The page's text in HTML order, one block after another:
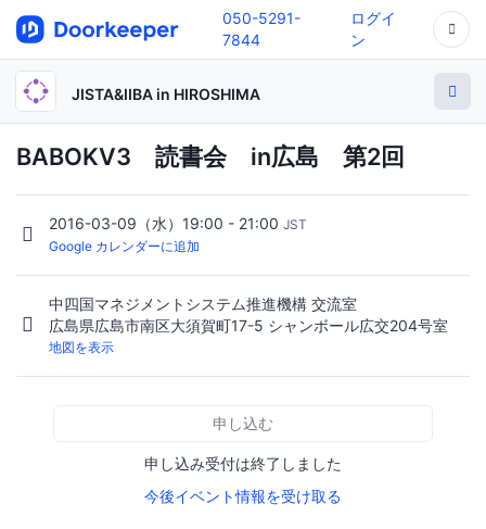
050-5291-
7844
ログイ
ン
JISTA&IIBA in HIROSHIMA
BABOKV3 読書会 in広島 第2回
2016-03-09（水）19:00 - 21:00 JST
Google カレンダーに追加
中四国マネジメントシステム推進機構 交流室
広島県広島市南区大須賀町17-5 シャンボール広交204号室
地図を表示
申し込む
申し込み受付は終了しました
今後イベント情報を受け取る